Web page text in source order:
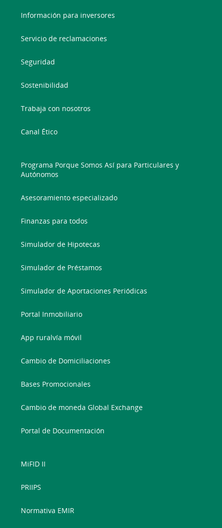
Información para inversores
Servicio de reclamaciones
Seguridad
Sostenibilidad
Trabaja con nosotros
Canal Ético
Programa Porque Somos Así para Particulares y
Autónomos
Asesoramiento especializado
Finanzas para todos
Simulador de Hipotecas
Simulador de Préstamos
Simulador de Aportaciones Periódicas
Portal Inmobiliario
App ruralvía móvil
Cambio de Domiciliaciones
Bases Promocionales
Cambio de moneda Global Exchange
Portal de Documentación
MiFID II
PRIIPS
Normativa EMIR